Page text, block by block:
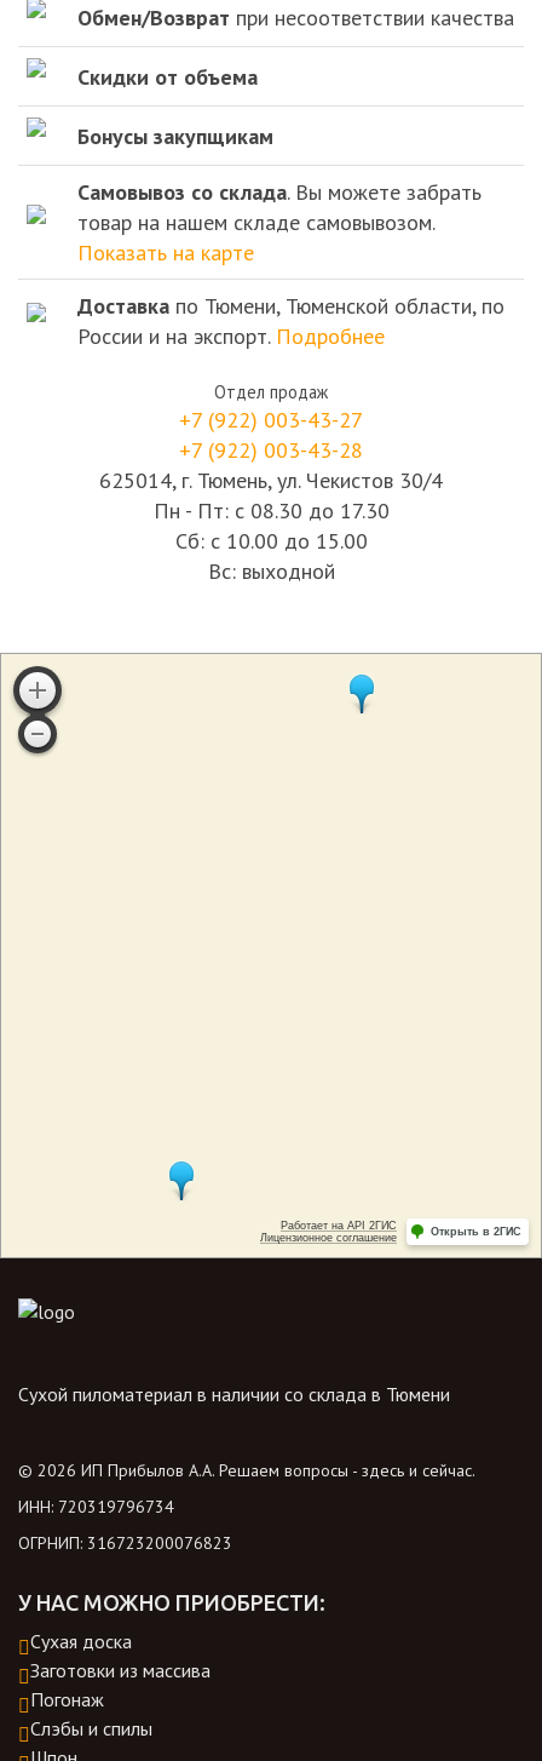
Обмен/Возврат при несоответствии качества
Скидки от объема
Бонусы закупщикам
Самовывоз со склада. Вы можете забрать
товар на нашем складе самовывозом.
Показать на карте
Доставка по Тюмени, Тюменской области, по
России и на экспорт. Подробнее
Отдел продаж
+7 (922) 003-43-27
+7 (922) 003-43-28
625014, г. Тюмень, ул. Чекистов 30/4
Пн - Пт: с 08.30 до 17.30
Сб: с 10.00 до 15.00
Вс: выходной
Сухой пиломатериал в наличии со склада в Тюмени
© 2026 ИП Прибылов А.А. Решаем вопросы - здесь и сейчас.
ИНН: 720319796734
ОГРНИП: 316723200076823
У НАС МОЖНО ПРИОБРЕСТИ:
Сухая доска
Заготовки из массива
Погонаж
Слэбы и спилы